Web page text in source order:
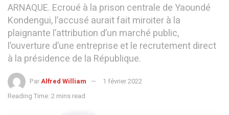
ARNAQUE. Ecroué à la prison centrale de Yaoundé
Kondengui, l’accusé aurait fait miroiter à la
plaignante l’attribution d’un marché public,
l’ouverture d’une entreprise et le recrutement direct
à la présidence de la République.
ParAlfred William
1 février 2022
Reading Time: 2 mins read